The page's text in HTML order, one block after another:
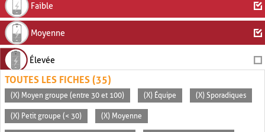
Faible
Moyenne
Élevée
TOUTES LES FICHES (35)
(X) Moyen groupe (entre 30 et 100) (X) Équipe (X) Sporadiques
(X) Petit groupe (< 30) (X) Moyenne